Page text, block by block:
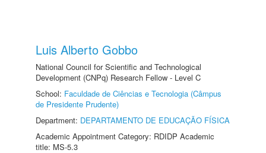
Luis Alberto Gobbo
National Council for Scientific and Technological
Development (CNPq) Research Fellow - Level C
School: Faculdade de Ciências e Tecnologia (Câmpus
de Presidente Prudente)
Department: DEPARTAMENTO DE EDUCAÇÃO FÍSICA
Academic Appointment Category: RDIDP Academic
title: MS-5.3